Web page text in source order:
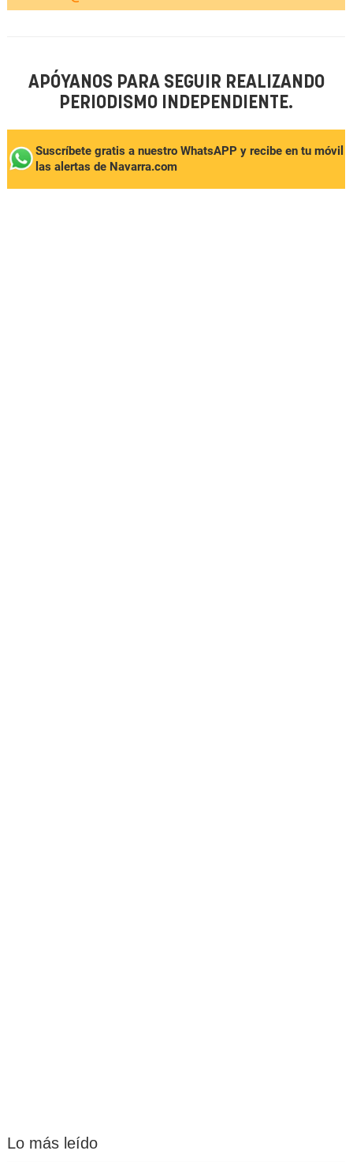
APÓYANOS PARA SEGUIR REALIZANDO
PERIODISMO INDEPENDIENTE.
Suscríbete gratis a nuestro WhatsAPP y recibe en tu móvil
las alertas de Navarra.com
Lo más leído